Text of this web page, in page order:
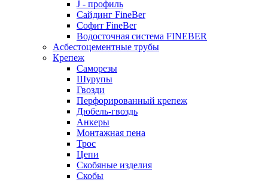
J - профиль
Сайдинг FineBer
Софит FineBer
Водосточная система FINEBER
Асбестоцементные трубы
Крепеж
Саморезы
Шурупы
Гвозди
Перфорированный крепеж
Дюбель-гвоздь
Анкеры
Монтажная пена
Трос
Цепи
Скобяные изделия
Скобы